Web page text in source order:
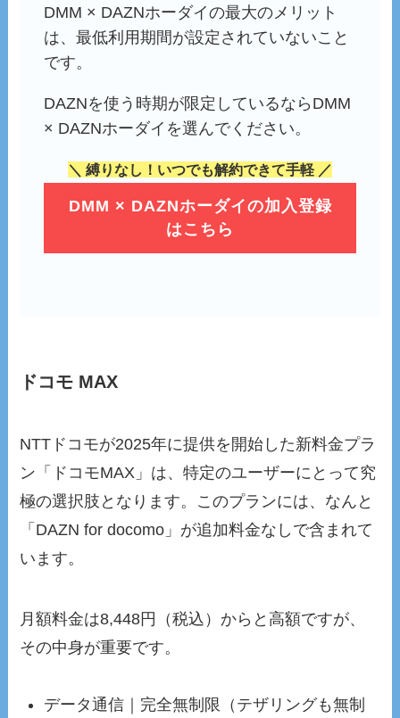
DMM × DAZNホーダイの最大のメリット
は、最低利用期間が設定されていないこと
です。
DAZNを使う時期が限定しているならDMM
× DAZNホーダイを選んでください。
＼ 縛りなし！いつでも解約できて手軽 ／
DMM × DAZNホーダイの加入登録
はこちら
ドコモ MAX
NTTドコモが2025年に提供を開始した新料金プラ
ン「ドコモMAX」は、特定のユーザーにとって究
極の選択肢となります。このプランには、なんと
「DAZN for docomo」が追加料金なしで含まれて
います。
月額料金は8,448円（税込）からと高額ですが、
その中身が重要です。
データ通信｜完全無制限（テザリングも無制